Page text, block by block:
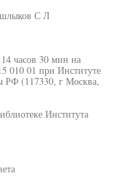
шлыков С Л
часов 30 мин на
010 01 при Институте
РФ (117330, г Москва,
Института